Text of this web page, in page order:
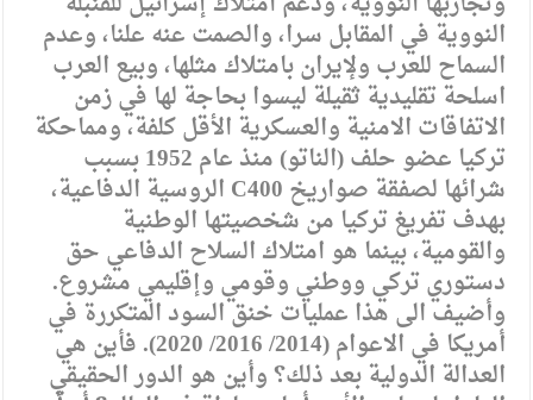
النووية في المقابل سرا، والصمت عنه علنا، وعدم
السماح للعرب ولإيران بامتلاك مثلها، وبيع العرب
اسلحة تقليدية ثقيلة ليسوا بحاجة لها في زمن
الاتفاقات الامنية والعسكرية الأقل كلفة، ومماحكة
تركيا عضو حلف (الناتو) منذ عام 1952 بسبب
شرائها لصفقة صواريخ C400 الروسية الدفاعية،
بهدف تفريغ تركيا من شخصيتها الوطنية
والقومية، بينما هو امتلاك السلاح الدفاعي حق
دستوري تركي ووطني وقومي وإقليمي مشروع.
وأضيف الى هذا عمليات خنق السود المتكررة في
أمريكا في الاعوام (2014/ 2016/ 2020). فأين هي
العدالة الدولية بعد ذلك؟ وأين هو الدور الحقيقي